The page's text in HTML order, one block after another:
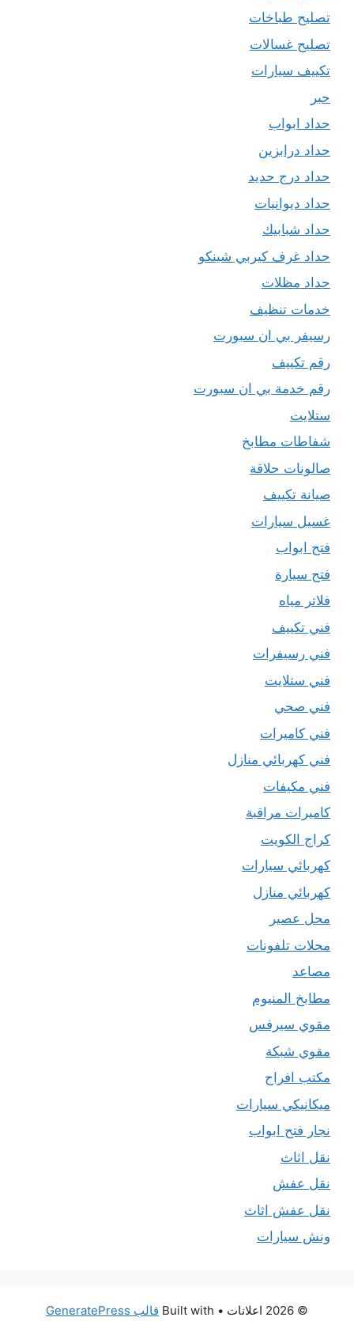
تصليح طباخات
تصليح غسالات
تكييف سيارات
حبر
حداد ابواب
حداد درابزين
حداد درج حديد
حداد ديوانيات
حداد شبابيك
حداد غرف كيربي شينكو
حداد مظلات
خدمات تنظيف
رسيفر بي ان سبورت
رقم تكييف
رقم خدمة بي ان سبورت
ستلايت
شفاطات مطابخ
صالونات حلاقة
صيانة تكييف
غسيل سيارات
فتح ابواب
فتح سيارة
فلاتر مياه
فني تكييف
فني رسيفرات
فني ستلايت
فني صحي
فني كاميرات
فني كهربائي منازل
فني مكيفات
كاميرات مراقبة
كراج الكويت
كهربائي سيارات
كهربائي منازل
محل عصير
محلات تلفونات
مصاعد
مطابخ المنيوم
مقوي سيرفس
مقوي شبكة
مكتب افراح
ميكانيكي سيارات
نجار فتح ابواب
نقل اثاث
نقل عفش
نقل عفش اثاث
ونش سيارات
© 2026 اعلانات • Built with قالب GeneratePress